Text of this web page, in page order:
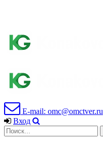
E-mail: omc@omctver.ru
Вход